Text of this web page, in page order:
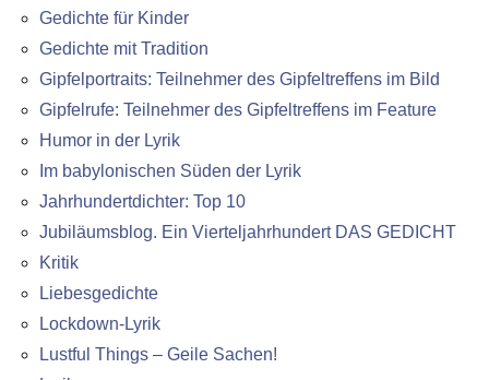
Gedichte für Kinder
Gedichte mit Tradition
Gipfelportraits: Teilnehmer des Gipfeltreffens im Bild
Gipfelrufe: Teilnehmer des Gipfeltreffens im Feature
Humor in der Lyrik
Im babylonischen Süden der Lyrik
Jahrhundertdichter: Top 10
Jubiläumsblog. Ein Vierteljahrhundert DAS GEDICHT
Kritik
Liebesgedichte
Lockdown-Lyrik
Lustful Things – Geile Sachen!